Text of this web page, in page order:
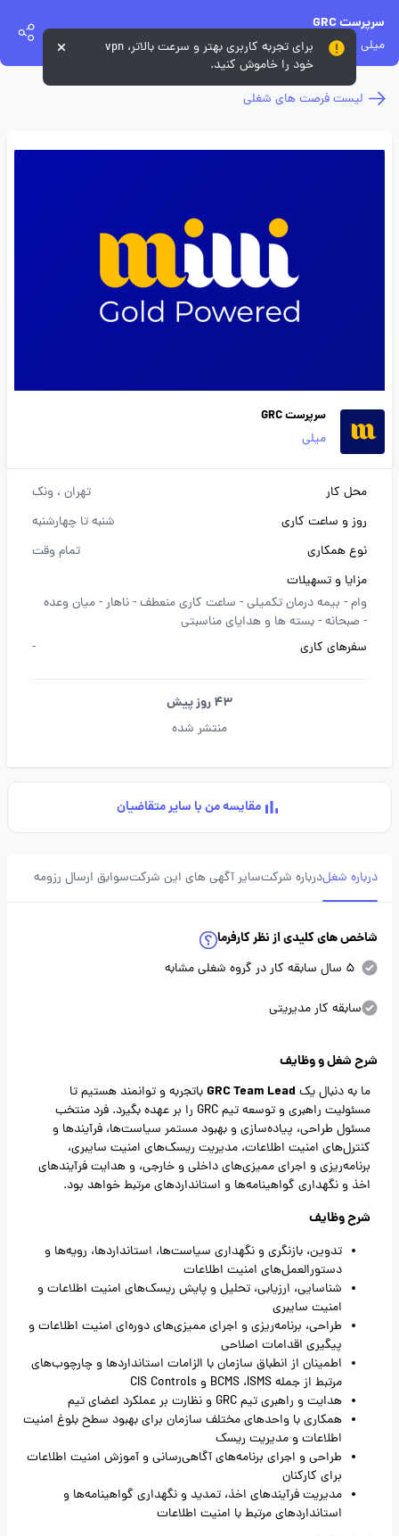
سرپرست GRC
میلی
لیست فرصت های شغلی
سرپرست GRC
میلی
محل کار تهران ، ونک
روز و ساعت کاری
شنبه تا چهارشنبه
نوع همکاری
تمام وقت
مزایا و تسهیلات
وام - بیمه درمان تکمیلی - ساعت کاری منعطف -ناهار -میان وعده
- صبحانه -بسته ها و هدایای مناسبتی
سفرهای کاری
-
43 روز پیش
منتشر شده
مقایسه من با سایر متقاضیان
درباره شغلدرباره شرکتسایر آگهی های این شرکتسوابق ارسال رزومه
شاخص های کلیدی از نظر کارفرما
5 سال سابقه کار در گروه شغلی مشابه
سابقه کار مدیریتی
شرح شغل و وظایف
ما به دنبال یک GRC Team Leadباتجربه و توانمند هستیم تا
مسئولیت راهبری و توسعه تیمGRC را بر عهده بگیرد. فرد منتخب
مسئول طراحی، پیاده‌سازی و بهبود مستمر سیاست‌ها، فرآیندها و
کنترل‌های امنیت اطلاعات، مدیریت ریسک‌های امنیت سایبری،
برنامه‌ریزی و اجرای ممیزی‌های داخلی و خارجی، و هدایت فرآیندهای
اخذ و نگهداری گواهینامه‌ها و استانداردهای مرتبط خواهد بود.
شرح وظایف
تدوین، بازنگری و نگهداری سیاست‌ها، استانداردها، رویه‌ها و
دستورالعمل‌های امنیت اطلاعات
شناسایی، ارزیابی، تحلیل و پایش ریسک‌های امنیت اطلاعات و
امنیت سایبری
طراحی، برنامه‌ریزی و اجرای ممیزی‌های دوره‌ای امنیت اطلاعات و
پیگیری اقدامات اصلاحی
اطمینان از انطباق سازمان با الزامات استانداردها و چارچوب‌های
مرتبط از جملهISMS، BCMS و CIS Controls
هدایت و راهبری تیمGRC و نظارت بر عملکرد اعضای تیم
همکاری با واحدهای مختلف سازمان برای بهبود سطح بلوغ امنیت
اطلاعات و مدیریت ریسک
طراحی و اجرای برنامه‌های آگاهی‌رسانی و آموزش امنیت اطلاعات
برای کارکنان
مدیریت فرآیندهای اخذ، تمدید و نگهداری گواهینامه‌ها و
استانداردهای مرتبط با امنیت اطلاعات
برای تجربه کاربری بهتر و سرعت بالاتر، vpn
خود را خاموش کنید.